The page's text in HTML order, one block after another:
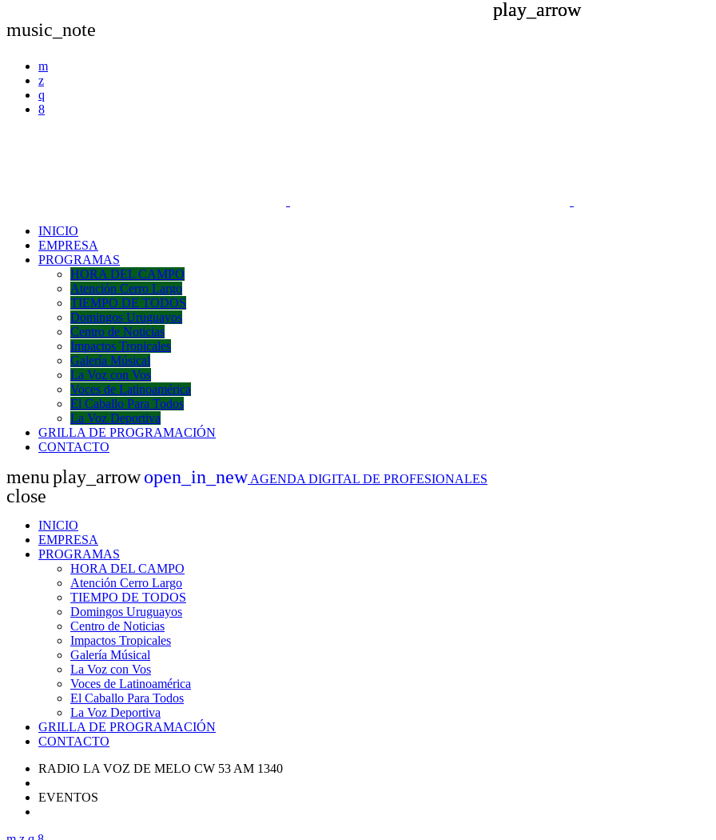
music_note
INICIO
EMPRESA
PROGRAMAS
HORA DEL CAMPO
Atención Cerro Largo
TIEMPO DE TODOS
Domingos Uruguayos
Centro de Noticias
Impactos Tropicales
Galería Músical
La Voz con Vos
Voces de Latinoamérica
El Caballo Para Todos
La Voz Deportiva
GRILLA DE PROGRAMACIÓN
CONTACTO
menuplay_arrowopen_in_newAGENDA DIGITAL DE PROFESIONALES
close
INICIO
EMPRESA
PROGRAMAS
HORA DEL CAMPO
Atención Cerro Largo
TIEMPO DE TODOS
Domingos Uruguayos
Centro de Noticias
Impactos Tropicales
Galería Músical
La Voz con Vos
Voces de Latinoamérica
El Caballo Para Todos
La Voz Deportiva
GRILLA DE PROGRAMACIÓN
CONTACTO
play_arrow
RADIO LA VOZ DE MELO CW 53 AM 1340
play_arrow
EVENTOS